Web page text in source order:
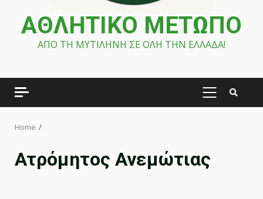
ΑΘΛΗΤΙΚΟ ΜΕΤΩΠΟ
ΑΠΟ ΤΗ ΜΥΤΙΛΗΝΗ ΣΕ ΟΛΗ ΤΗΝ ΕΛΛΑΔΑ!
PRIMARY
Home
Ατρόμητος Ανεμώτιας